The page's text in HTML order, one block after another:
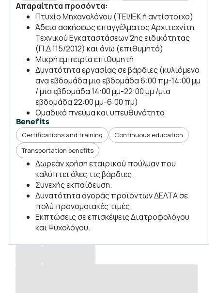
Απαραίτητα προσόντα:
Πτυχίο Μηχανολόγου (ΤΕΙ/ΙΕΚ ή αντίστοιχο)
Άδεια ασκήσεως επαγγέλματος Αρχιτεχνίτη,
Τεχνικού Εγκαταστάσεων 2ης ειδικότητας
(Π.Δ 115/2012) και άνω (επιθυμητό)
Μικρή εμπειρία επιθυμητή
Δυνατότητα εργασίας σε βάρδιες (κυλιόμενο
ανα εβδομάδα μια εβδομάδα 6:00 πμ-14:00 μμ
/ μια εβδομάδα 14:00 μμ-22:00 μμ /μια
εβδομάδα 22:00 μμ-6:00 πμ)
Ομαδικό πνεύμα και υπευθυνότητα
Benefits
Certifications and training
Continuous education
Transportation benefits
Δωρεάν χρήση εταιρικού πούλμαν που
καλύπτει όλες τις βάρδιες.
Συνεχής εκπαίδευση.
Δυνατότητα αγοράς προϊόντων ΔΕΛΤΑ σε
πολύ προνομοιακές τιμές.
Εκπτώσεις σε επισκέψεις Διατροφολόγου
και Ψυχολόγου.